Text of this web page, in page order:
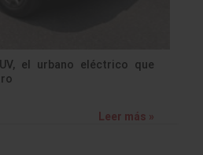
el urbano eléctrico que
Leer más »